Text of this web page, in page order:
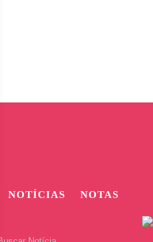
NOTÍCIAS NOTAS